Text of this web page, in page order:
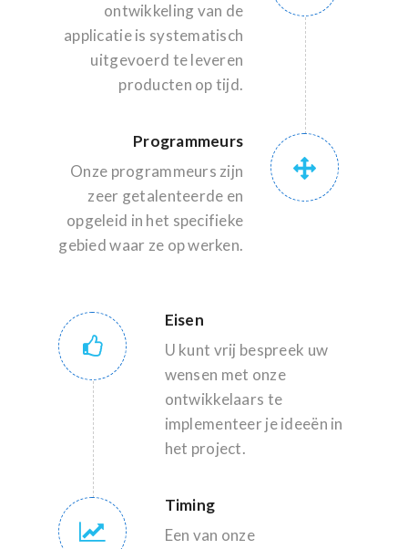
ontwikkeling van de
applicatie is systematisch
uitgevoerd te leveren
producten op tijd.
Programmeurs
Onze programmeurs zijn
zeer getalenteerde en
opgeleid in het specifieke
gebied waar ze op werken.
Eisen
U kunt vrij bespreek uw
wensen met onze
ontwikkelaars te
implementeer je ideeën in
het project.
Timing
Een van onze